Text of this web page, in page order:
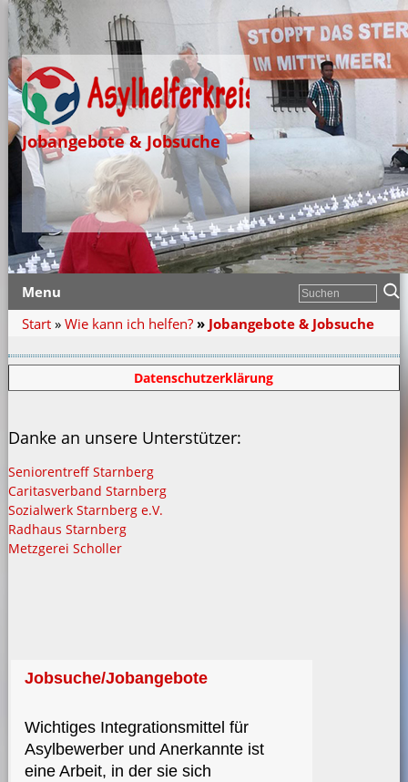
Jobangebote & Jobsuche
Menu
Start» Wie kann ich helfen?» Jobangebote & Jobsuche
Datenschutzerklärung
Danke an unsere Unterstützer:
Seniorentreff Starnberg
Caritasverband Starnberg
Sozialwerk Starnberg e.V.
Radhaus Starnberg
Metzgerei Scholler
Jobsuche/Jobangebote
Wichtiges Integrationsmittel für
Asylbewerber und Anerkannte ist
eine Arbeit, in der sie sich